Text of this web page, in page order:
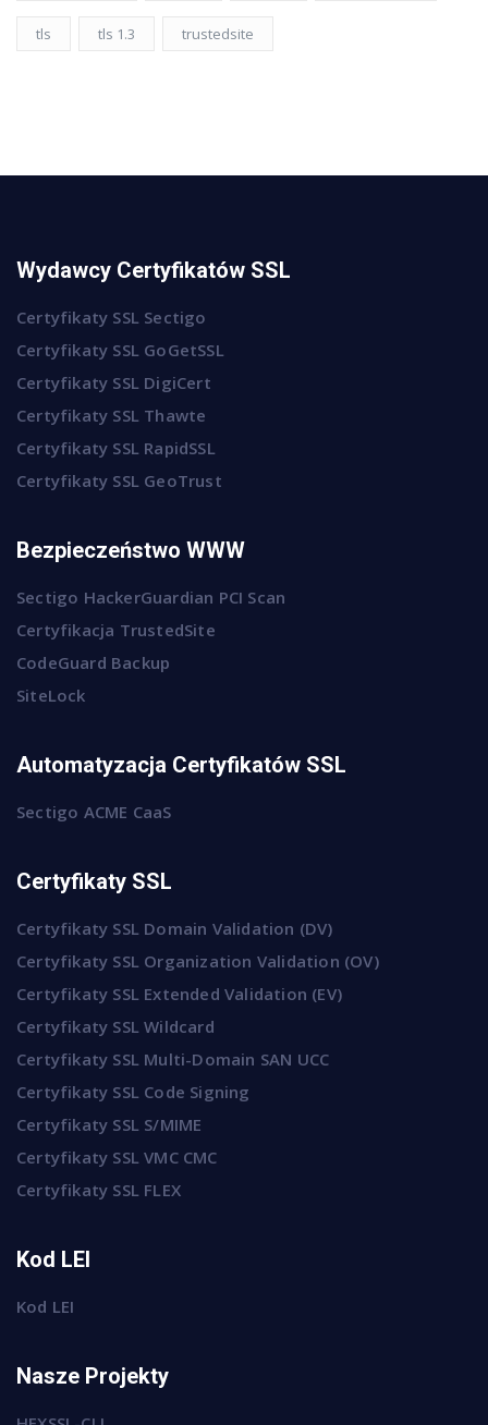
tls tls 1.3 trustedsite
Wydawcy Certyfikatów SSL
Certyfikaty SSL Sectigo
Certyfikaty SSL GoGetSSL
Certyfikaty SSL DigiCert
Certyfikaty SSL Thawte
Certyfikaty SSL RapidSSL
Certyfikaty SSL GeoTrust
Bezpieczeństwo WWW
Sectigo HackerGuardian PCI Scan
Certyfikacja TrustedSite
CodeGuard Backup
SiteLock
Automatyzacja Certyfikatów SSL
Sectigo ACME CaaS
Certyfikaty SSL
Certyfikaty SSL Domain Validation (DV)
Certyfikaty SSL Organization Validation (OV)
Certyfikaty SSL Extended Validation (EV)
Certyfikaty SSL Wildcard
Certyfikaty SSL Multi-Domain SAN UCC
Certyfikaty SSL Code Signing
Certyfikaty SSL S/MIME
Certyfikaty SSL VMC CMC
Certyfikaty SSL FLEX
Kod LEI
Kod LEI
Nasze Projekty